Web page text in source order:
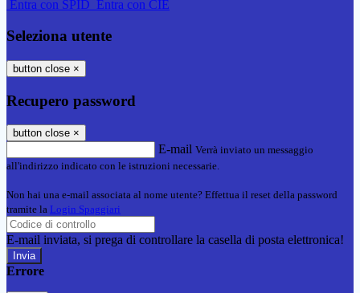
Entra con SPID Entra con CIE
Seleziona utente
button close ×
Recupero password
button close ×
E-mail Verrà inviato un messaggio
all'indirizzo indicato con le istruzioni necessarie.
Non hai una e-mail associata al nome utente? Effettua il reset della password
tramite la Login Spaggiari
E-mail inviata, si prega di controllare la casella di posta elettronica!
Errore